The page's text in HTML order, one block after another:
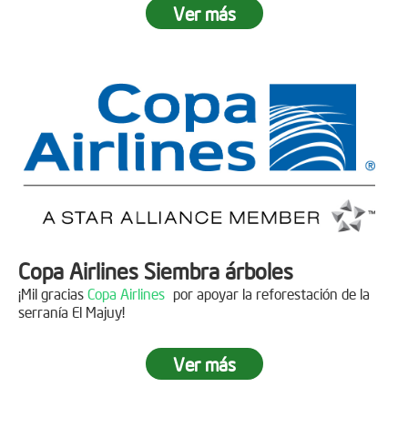
Jornada de reforestación
15 personas
Ver más
Copa Airlines Siembra árboles
¡Mil gracias Copa Airlines por apoyar la reforestación de la
serranía El Majuy!
Siembra en el Páramo Aguas Vivas
Ver más